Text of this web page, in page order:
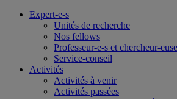
Expert-e-s
Unités de recherche
Nos fellows
Professeur-e-s et chercheur-
Service-conseil
Activités
Activités à venir
Activités passées